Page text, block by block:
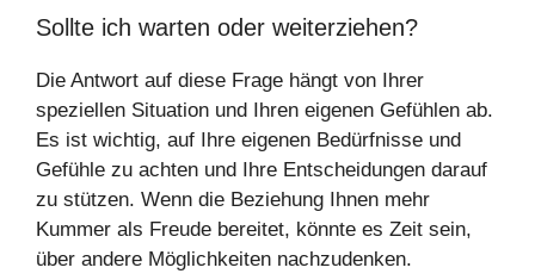
Sollte ich warten oder weiterziehen?
Die Antwort auf diese Frage hängt von Ihrer
speziellen Situation und Ihren eigenen Gefühlen ab.
Es ist wichtig, auf Ihre eigenen Bedürfnisse und
Gefühle zu achten und Ihre Entscheidungen darauf
zu stützen. Wenn die Beziehung Ihnen mehr
Kummer als Freude bereitet, könnte es Zeit sein,
über andere Möglichkeiten nachzudenken.